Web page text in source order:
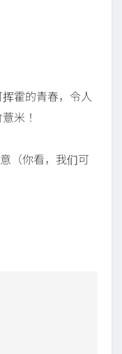
霍的青春，令人
米！
（你看，我们可